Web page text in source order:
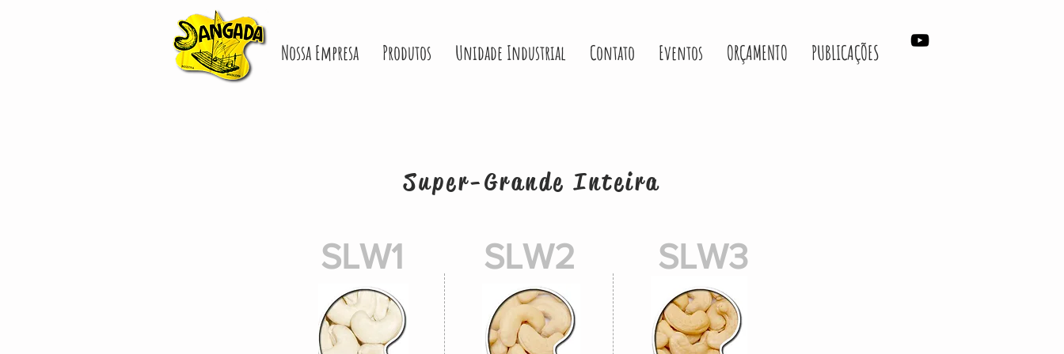
Nossa Empresa Produtos Unidade Industrial Contato Eventos ORÇAMENTO PUBLICAÇÕES
Super-Grande Inteira
SLW1 SLW2 SLW3